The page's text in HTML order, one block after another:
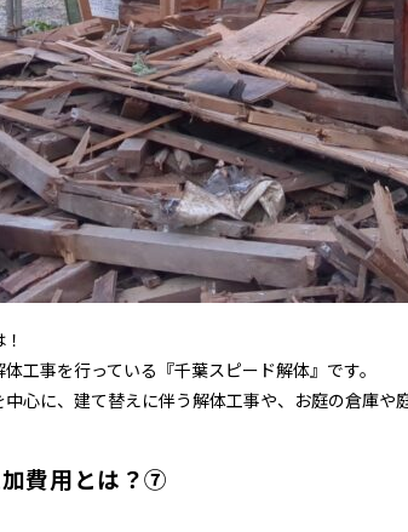
工事を行っている『千葉スピード解体』です。
心に、建て替えに伴う解体工事や、お庭の倉庫
費用とは？⑦